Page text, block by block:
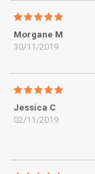
Morgane M
30/11/2019
Jessica C
02/11/2019